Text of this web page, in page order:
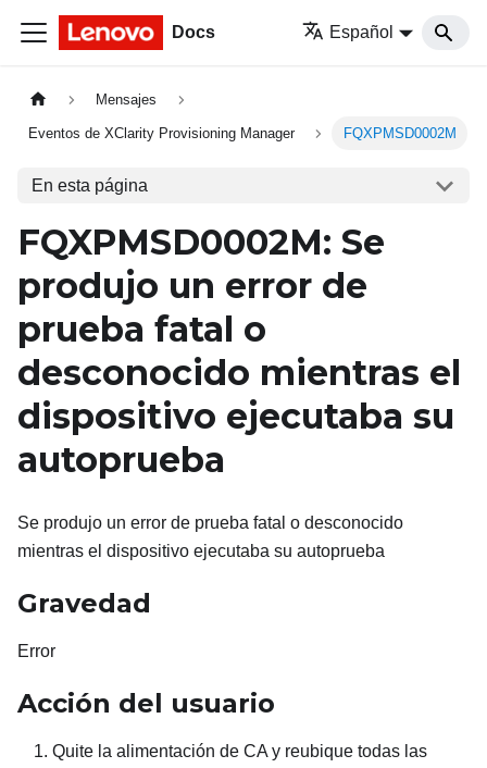
Docs Español
Mensajes
Eventos de XClarity Provisioning Manager FQXPMSD0002M
En esta página
FQXPMSD0002M: Se
produjo un error de
prueba fatal o
desconocido mientras el
dispositivo ejecutaba su
autoprueba
Se produjo un error de prueba fatal o desconocido
mientras el dispositivo ejecutaba su autoprueba
Gravedad
Error
Acción del usuario
Quite la alimentación de CA y reubique todas las